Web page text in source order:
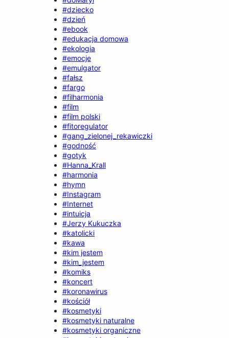
#dziecko
#dzień
#ebook
#edukacja domowa
#ekologia
#emocje
#emulgator
#fałsz
#fargo
#filharmonia
#film
#film polski
#fitoregulator
#gang_zielonej_rekawiczki
#godność
#gotyk
#Hanna_Krall
#harmonia
#hymn
#Instagram
#Internet
#intuicja
#Jerzy Kukuczka
#katolicki
#kawa
#kim jestem
#kim_jestem
#komiks
#koncert
#koronawirus
#kościół
#kosmetyki
#kosmetyki naturalne
#kosmetyki organiczne